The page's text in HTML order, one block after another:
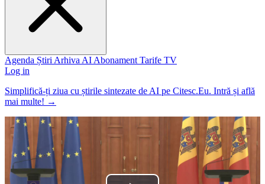
Agenda Știri Arhiva AI Abonament Tarife TV
Log in
Simplifică-ți ziua cu știrile sintezate de AI pe Citesc.Eu. Intră și află
mai multe! →